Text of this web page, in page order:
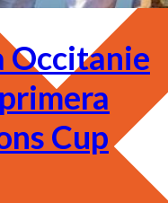
Occitanie
Cup